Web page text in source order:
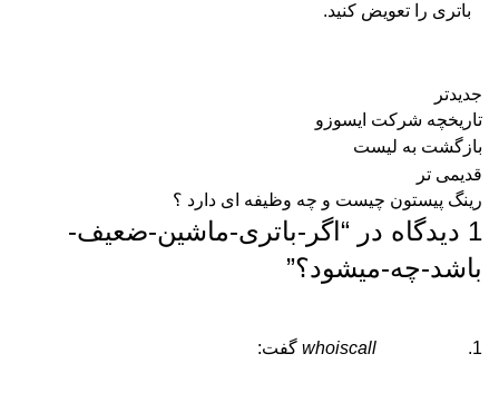
باتری را تعویض کنید.
جدیدتر
تاریخچه شرکت ایسوزو
بازگشت به لیست
قدیمی تر
رینگ پیستون چیست و چه وظیفه ای دارد ؟
1 دیدگاه در “
اگر-باتری-ماشین-ضعیف-
باشد-چه-میشود؟”
whoiscall گفت: